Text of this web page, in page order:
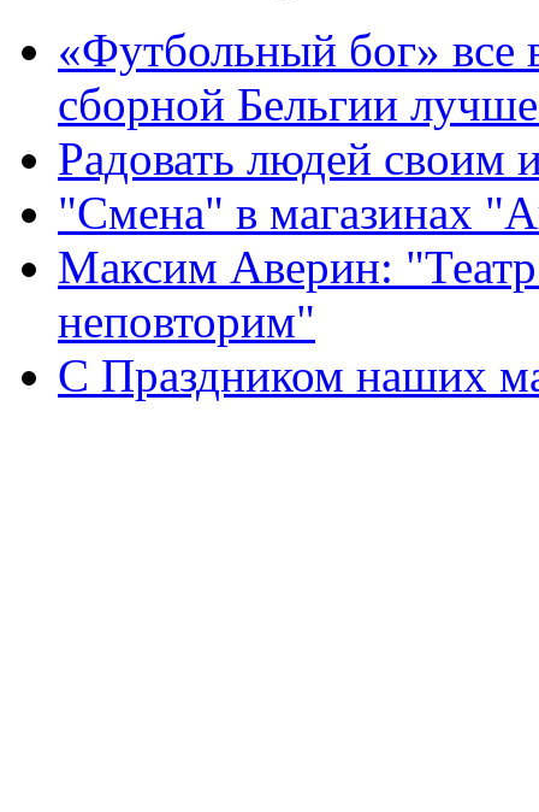
«Футбольный бог» все
сборной Бельгии
Радовать людей своим
"Смена" в магазинах
Максим Аверин:
неповторим"
С Праздником наших